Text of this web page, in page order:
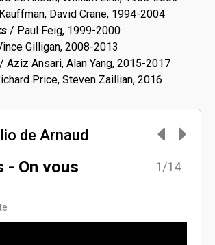
David Crane, 1994-2004
/ Paul Feig, 1999-2000
Gilligan, 2008-2013
/ Aziz Ansari, Alan Yang, 2015-2017
Price, Steven Zaillian, 2016
de Arnaud
- On vous
1/14